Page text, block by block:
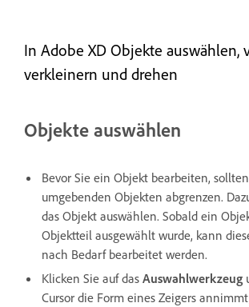
In Adobe XD Objekte auswählen,
verkleinern und drehen
Objekte auswählen
Bevor Sie ein Objekt bearbeiten,
umgebenden Objekten abgrenzen.
das Objekt auswählen. Sobald ein
Objektteil ausgewählt wurde, kann
nach Bedarf bearbeitet werden.
Klicken Sie auf das Auswahlwerkzeug
Cursor die Form eines Zeigers